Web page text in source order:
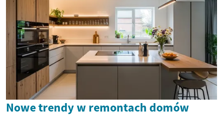
Nowe trendy w remontach domów